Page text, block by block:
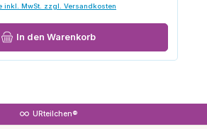
inkl. MwSt. zzgl. Versandkosten
In den Warenkorb
URteilchen®